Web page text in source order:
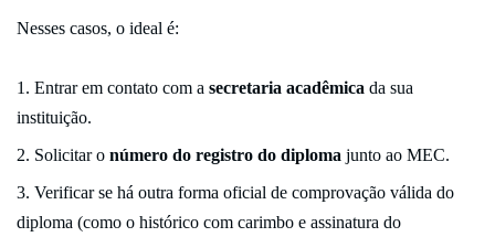
Nesses casos, o ideal é:
Entrar em contato com a secretaria acadêmica da sua
instituição.
Solicitar o número do registro do diploma junto ao MEC.
Verificar se há outra forma oficial de comprovação válida do
diploma (como o histórico com carimbo e assinatura do